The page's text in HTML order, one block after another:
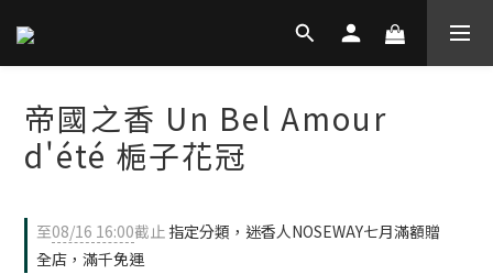
帝國之香 Un Bel Amour
d'été 梔子花冠
至08/16 16:00截止 指定分類，迷香人NOSEWAY七月滿額贈
全店，滿千免運